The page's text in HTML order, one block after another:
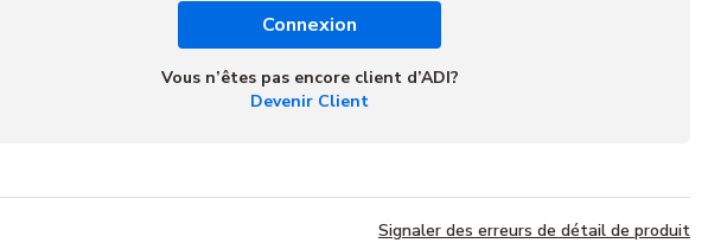
Connexion
Vous n’êtes pas encore client d’ADI?
Devenir Client
Signaler des erreurs de détail de produit